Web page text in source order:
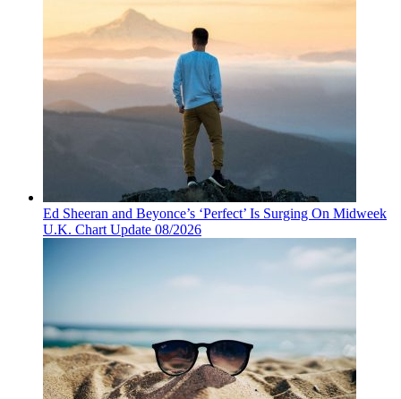
Ed Sheeran and Beyonce’s ‘Perfect’ Is Surging On Midweek
U.K. Chart Update 08/2026